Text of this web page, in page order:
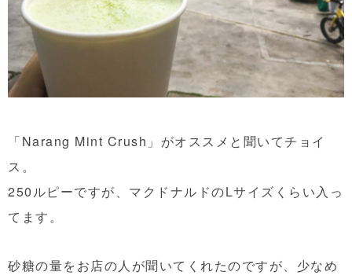
「Narang Mint Crush」がオススメと聞いてチョイ
ス。
250ルピーですが、マクドナルドのLサイズくらい入っ
てます。
砂糖の量をお店の人が聞いてくれたのですが、少なめ